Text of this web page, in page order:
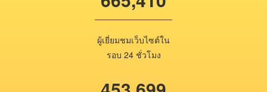
ผู้เยี่ยมชมเว็บไซต์ใน
รอบ 24 ชั่วโมง